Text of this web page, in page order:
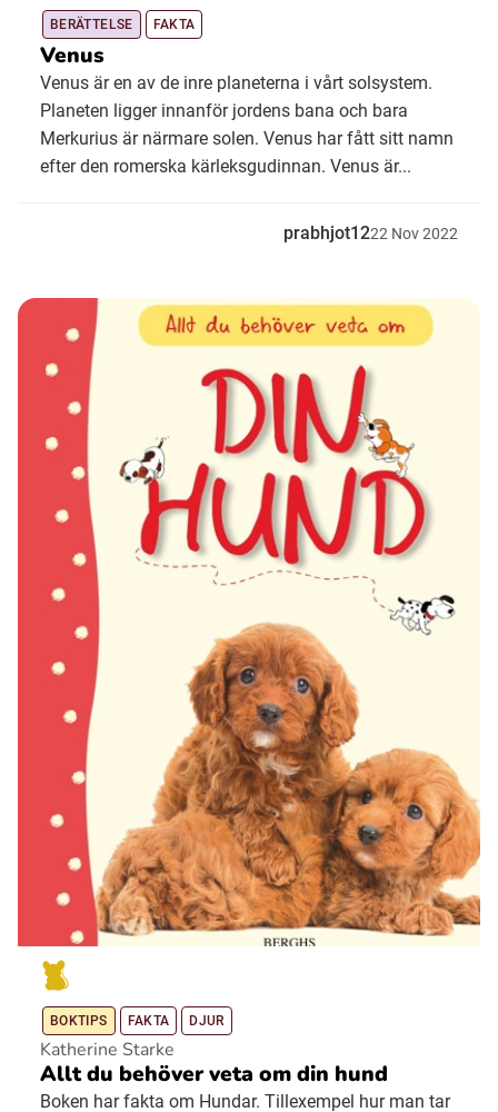
Kaale (Romska)
Arli (Romska)
BERÄTTELSE FAKTA
Venus
Venus är en av de inre planeterna i vårt solsystem.
Planeten ligger innanför jordens bana och bara
Merkurius är närmare solen. Venus har fått sitt namn
efter den romerska kärleksgudinnan. Venus är...
prabhjot1222 Nov2022
BOKTIPS FAKTA DJUR
Katherine Starke
Allt du behöver veta om din hund
Boken har fakta om Hundar. Tillexempel hur man tar